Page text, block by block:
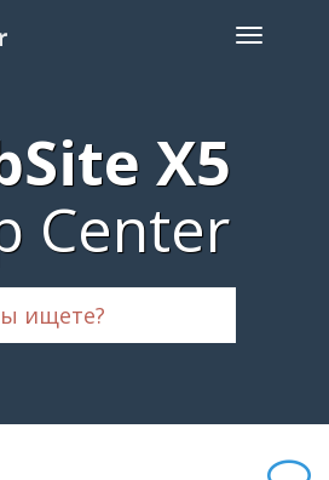
X5
Center